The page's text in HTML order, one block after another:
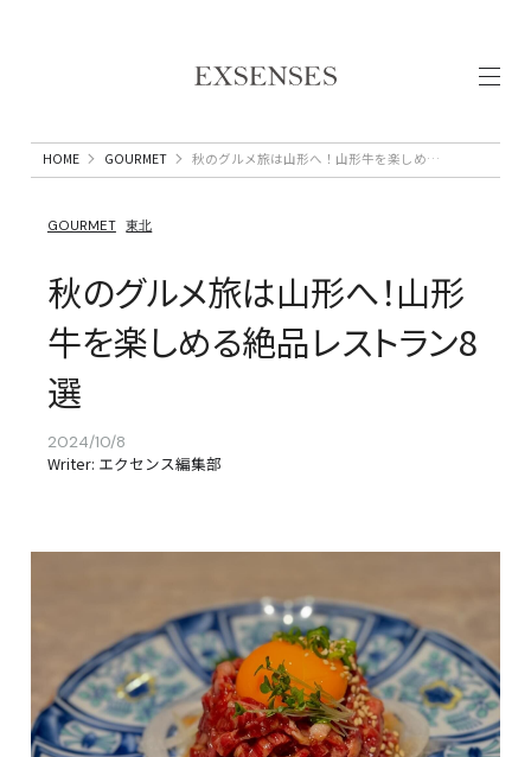
HOME GOURMET 秋のグルメ旅は山形へ！山形牛を楽しめる絶品レストラン8選
GOURMET 東北
秋のグルメ旅は山形へ！山形
牛を楽しめる絶品レストラン8
選
2024/10/8
Writer: エクセンス編集部